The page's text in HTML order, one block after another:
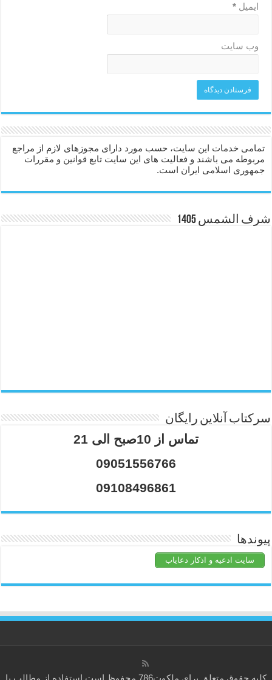
ایمیل*
وب‌ سایت
تمامی خدمات این سایت، حسب مورد دارای مجوزهای لازم از مراجع
مربوطه می باشند و فعالیت های این سایت تابع قوانین و مقررات
جمهوری اسلامی ایران است.
شرف الشمس 1405
سرکتاب آنلاین رایگان
تماس از 10صبح الی 21
09051556766
09108496861
پیوندها
سایت ادعیه و اذکار دعایاب
کلیه حقوق متعلق برای ملکوت786 محفوظ است.استفاده از مطالب با